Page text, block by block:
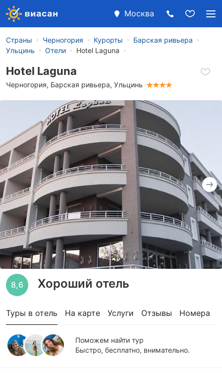
Москва
Страны Черногория Курорты
Барская ривьера
Ульцинь
Отели Hotel Laguna
Hotel Laguna
Черногория, Барская ривьера, Ульцинь
8,6 Хороший отель
Туры в отель На карте Услуги Отзывы Номера
Поможем найти тур
Быстро, бесплатно, внимательно.